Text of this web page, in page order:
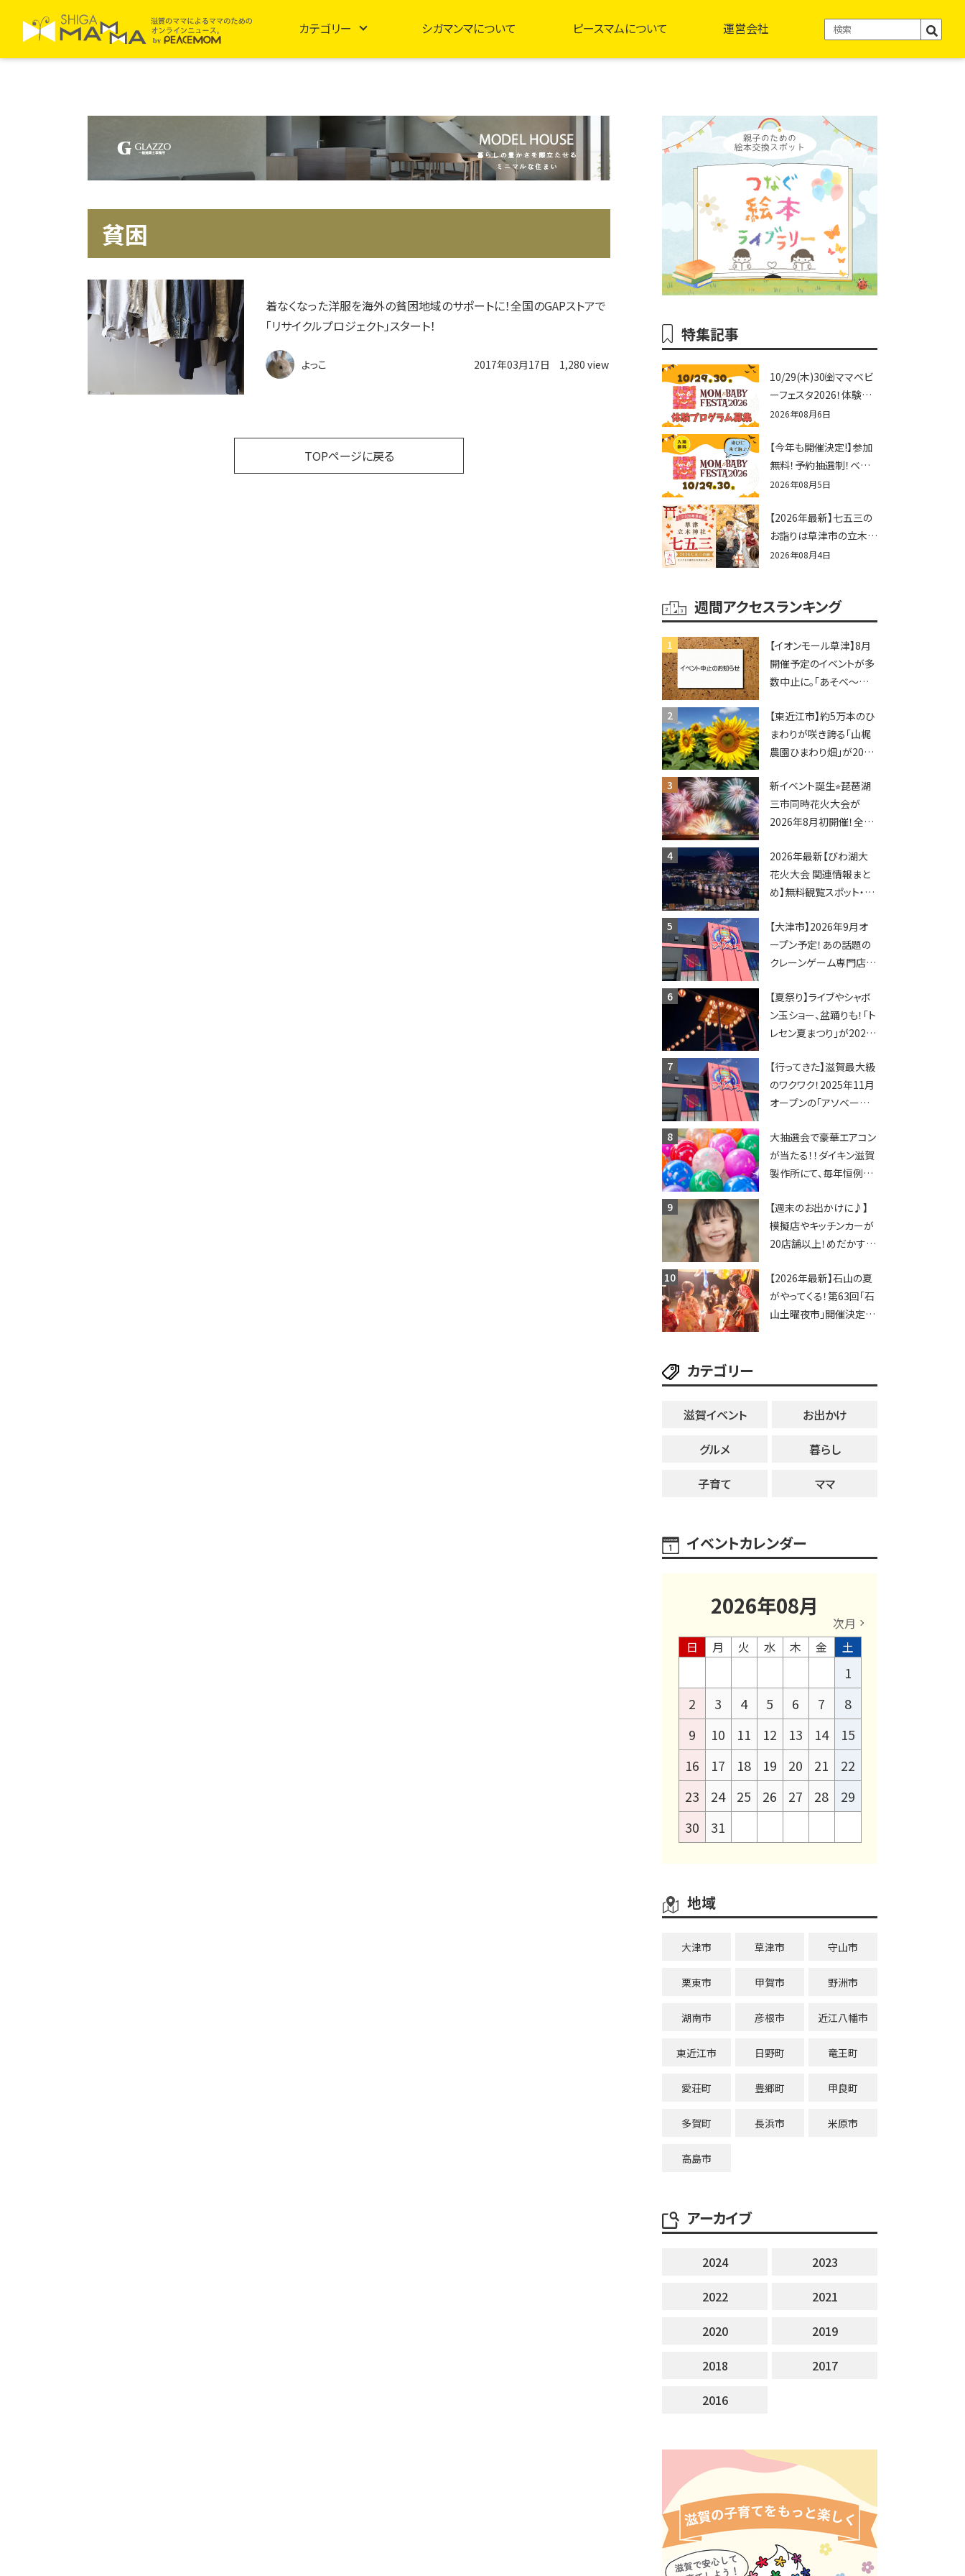
カテゴリー シガマンマについて ピースマムについて 運営会社
貧困
着なくなった洋服を海外の貧困地域のサポートに！全国のGAPストアで
「リサイクルプロジェクト」スタート！
よっこ 2017年03月17日 1,280 view
TOPページに戻る
特集記事
10/29(木)30㈮ママベビ
ーフェスタ2026！体験プ
ログラム募集♪赤ちゃん
せんか？
2026年08月6日
【今年も開催決定!】参加
無料！予約抽選制！ベビ
ーファミリー必見☆入場
ママベビーフェスタ
2026！親子で楽しもう
♪inピエリ守山
2026年08月5日
【2026年最新】七五三の
お詣りは草津市の立木神
社へ♪七五三お祝い企
2026年08月4日
週間アクセスランキング
【イオンモール草津】8月
開催予定のイベントが多
数中止に。「あそべ〜る
ショーなど
【東近江市】約5万本のひ
まわりが咲き誇る「山梶
農園ひまわり畑」が2026
ポットやキッチンカーも
登場！何度も入園できる
フリーパスも販売★
新イベント誕生⭐︎琵琶湖
三市同時花火大会が
2026年8月初開催！全席
マーケットも登場♪
2026年最新【びわ湖大
花火大会 関連情報まと
め】無料観覧スポット・同
ップ・交通規制に近隣施
設の駐車場情報なども
要チェック★
【大津市】2026年9月オ
ープン予定！あの話題の
クレーンゲーム専門店
ってくる！豊郷店に続く滋
賀2店舗目★
【夏祭り】ライブやシャボ
ン玉ショー、盆踊りも！「ト
レセン夏まつり」が2026
【行ってきた】滋賀最大級
のワクワク！2025年11月
オープンの「アソベース
レーンゲームで青果や日
用品までゲットできる新
スポット！
大抽選会で豪華エアコン
が当たる！！ダイキン滋賀
製作所にて、毎年恒例
日】
【週末のお出かけに♪】
模擬店やキッチンカーが
20店舗以上！めだかすく
ソングライターによるライ
ブなど。【和邇ふれあい夏
祭り】
【2026年最新】石山の夏
がやってくる！第63回「石
山土曜夜市」開催決定！
カテゴリー
滋賀イベント
お出かけ
グルメ
暮らし
子育て
ママ
イベントカレンダー
2026年08月
次月
日
月 火 水 木 金 土
1
2
3 4 5 6 7
8
9
10 11 12 13 14
15
16
17 18 19 20 21
22
23
24 25 26 27 28
29
30
31
地域
大津市 草津市 守山市
栗東市 甲賀市 野洲市
湖南市 彦根市 近江八幡市
東近江市 日野町 竜王町
愛荘町 豊郷町 甲良町
多賀町 長浜市 米原市
高島市
アーカイブ
2024
2023
2022
2021
2020
2019
2018
2017
2016